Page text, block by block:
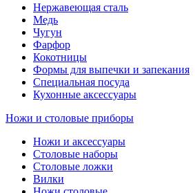
Нержавеющая сталь
Медь
Чугун
Фарфор
Кокотницы
Формы для выпечки и запекания
Специальная посуда
Кухонные аксессуары
Ножи и столовые приборы
Ножи и аксессуары
Столовые наборы
Столовые ложки
Вилки